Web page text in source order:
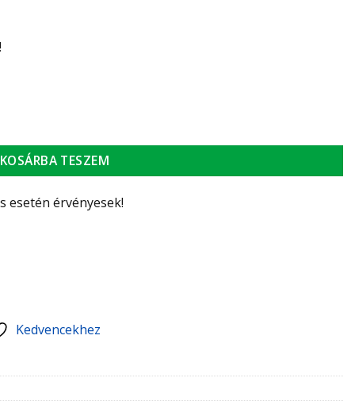
KOSÁRBA TESZEM
esetén érvényesek!
Kedvencekhez